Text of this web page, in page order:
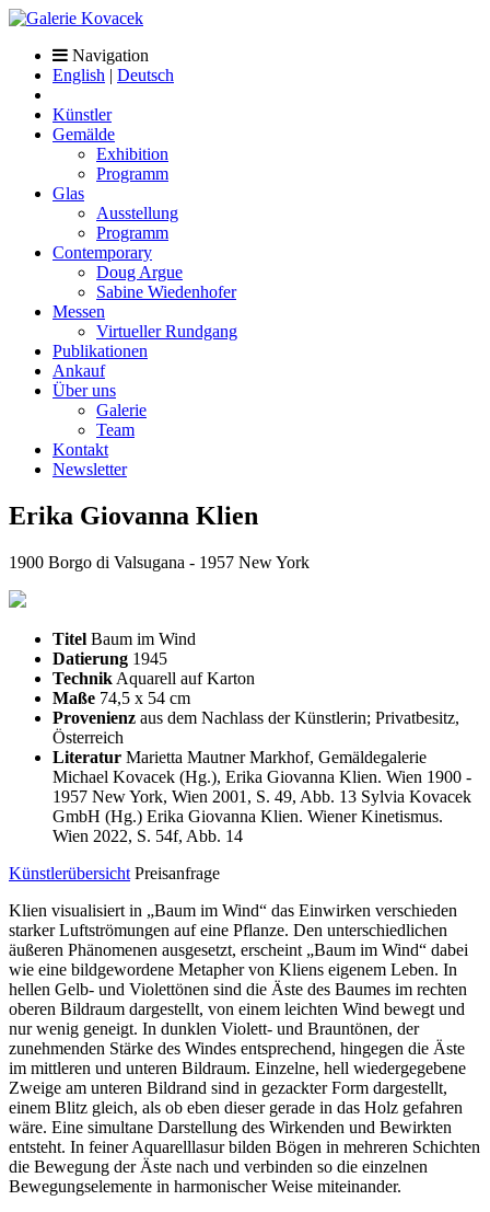
Navigation
English | Deutsch
Künstler
Gemälde
Exhibition
Programm
Glas
Ausstellung
Programm
Contemporary
Doug Argue
Sabine Wiedenhofer
Messen
Virtueller Rundgang
Publikationen
Ankauf
Über uns
Galerie
Team
Kontakt
Newsletter
Erika Giovanna Klien
1900 Borgo di Valsugana - 1957 New York
Titel Baum im Wind
Datierung 1945
Technik Aquarell auf Karton
Maße 74,5 x 54 cm
Provenienz aus dem Nachlass der Künstlerin; Privatbesitz,
Österreich
Literatur Marietta Mautner Markhof, Gemäldegalerie
Michael Kovacek (Hg.), Erika Giovanna Klien. Wien 1900 -
1957 New York, Wien 2001, S. 49, Abb. 13 Sylvia Kovacek
GmbH (Hg.) Erika Giovanna Klien. Wiener Kinetismus.
Wien 2022, S. 54f, Abb. 14
Künstlerübersicht Preisanfrage
Klien visualisiert in „Baum im Wind“ das Einwirken verschieden
starker Luftströmungen auf eine Pflanze. Den unterschiedlichen
äußeren Phänomenen ausgesetzt, erscheint „Baum im Wind“ dabei
wie eine bildgewordene Metapher von Kliens eigenem Leben. In
hellen Gelb- und Violettönen sind die Äste des Baumes im rechten
oberen Bildraum dargestellt, von einem leichten Wind bewegt und
nur wenig geneigt. In dunklen Violett- und Brauntönen, der
zunehmenden Stärke des Windes entsprechend, hingegen die Äste
im mittleren und unteren Bildraum. Einzelne, hell wiedergegebene
Zweige am unteren Bildrand sind in gezackter Form dargestellt,
einem Blitz gleich, als ob eben dieser gerade in das Holz gefahren
wäre. Eine simultane Darstellung des Wirkenden und Bewirkten
entsteht. In feiner Aquarelllasur bilden Bögen in mehreren Schichten
die Bewegung der Äste nach und verbinden so die einzelnen
Bewegungselemente in harmonischer Weise miteinander.